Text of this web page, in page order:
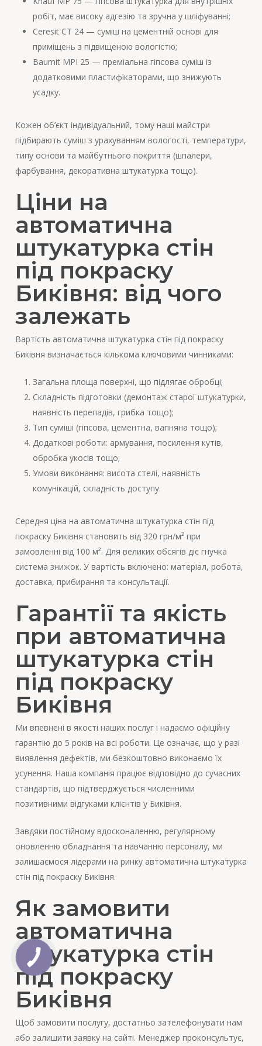
робіт, має високу адгезію та зручна у шліфуванні;
Ceresit CT 24 — суміш на цементній основі для
приміщень з підвищеною вологістю;
Baumit MPI 25 — преміальна гіпсова суміш із
додатковими пластифікаторами, що знижують
усадку.
Кожен об’єкт індивідуальний, тому наші майстри
підбирають суміш з урахуванням вологості, температури,
типу основи та майбутнього покриття (шпалери,
фарбування, декоративна штукатурка тощо).
Ціни на
автоматична
штукатурка стін
під покраску
Биківня: від чого
залежать
Вартість автоматична штукатурка стін під покраску
Биківня визначається кількома ключовими чинниками:
Загальна площа поверхні, що підлягає обробці;
Складність підготовки (демонтаж старої штукатурки,
наявність перепадів, грибка тощо);
Тип суміші (гіпсова, цементна, вапняна тощо);
Додаткові роботи: армування, посилення кутів,
обробка укосів тощо;
Умови виконання: висота стелі, наявність
комунікацій, складність доступу.
Середня ціна на автоматична штукатурка стін під
покраску Биківня становить від 320 грн/м² при
замовленні від 100 м². Для великих обсягів діє гнучка
система знижок. У вартість включено: матеріал, робота,
доставка, прибирання та консультації.
Гарантії та якість
при автоматична
штукатурка стін
під покраску
Биківня
Ми впевнені в якості наших послуг і надаємо офіційну
гарантію до 5 років на всі роботи. Це означає, що у разі
виявлення дефектів, ми безкоштовно виконаємо їх
усунення. Наша компанія працює відповідно до сучасних
стандартів, що підтверджується численними
позитивними відгуками клієнтів у Биківня.
Завдяки постійному вдосконаленню, регулярному
оновленню обладнання та навчанню персоналу, ми
залишаємося лідерами на ринку автоматична штукатурка
стін під покраску Биківня.
Як замовити
автоматична
штукатурка стін
під покраску
Биківня
Щоб замовити послугу, достатньо зателефонувати нам
або залишити заявку на сайті. Менеджер проконсультує,